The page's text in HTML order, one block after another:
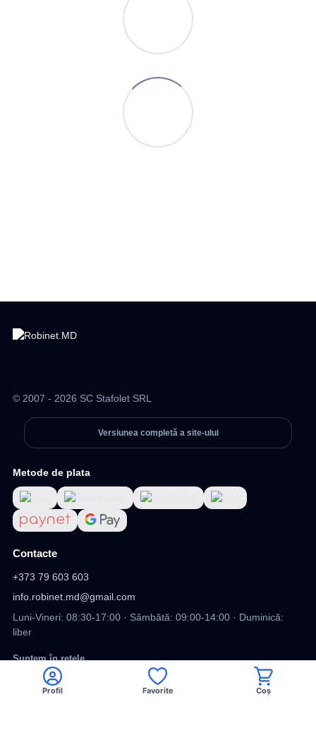
© 2007 - 2026 SC Stafolet SRL
Versiunea completă a site-ului
Metode de plata
Contacte
+373 79 603 603
info.robinet.md@gmail.com
Luni-Vineri: 08:30-17:00 · Sâmbătă: 09:00-14:00 · Duminică:
liber
Suntem în rețele
Facebook
Profil Favorite Coș